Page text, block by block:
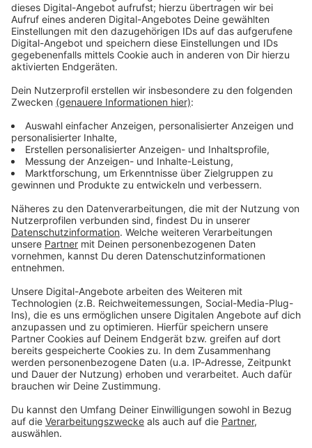
Bayern ist es eine
umgangssprachliche
Begrüßung. Aber heißt das
jetzt, wir nennen uns
01.07.2026 22:00 / 23min
Servus kommt aus dem Lateinischen und heißt
Sklave oder Diener. In Bayern ist es eine
umgangssprachliche Begrüßung. Aber heißt das
jetzt, wir nennen uns gegenseitig einen Sklaven?
Audiotitel - Die Milzwurst - ein Klassiker
Die Milzwurst - ein
Klassiker
dem Eindruck nach auf
immer mehr Speisekarten
zu lesen: Die Milzwurst.
Erlebt der Klassiker eine
neue Blüte?
24.06.2026 22:00 / 32min
Sie ist gesund, nahrhaft und dem Eindruck nach